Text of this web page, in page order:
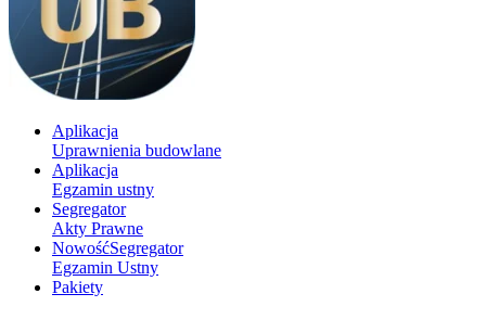
Aplikacja
Uprawnienia budowlane
Aplikacja
Egzamin ustny
Segregator
Akty Prawne
NowośćSegregator
Egzamin Ustny
Pakiety